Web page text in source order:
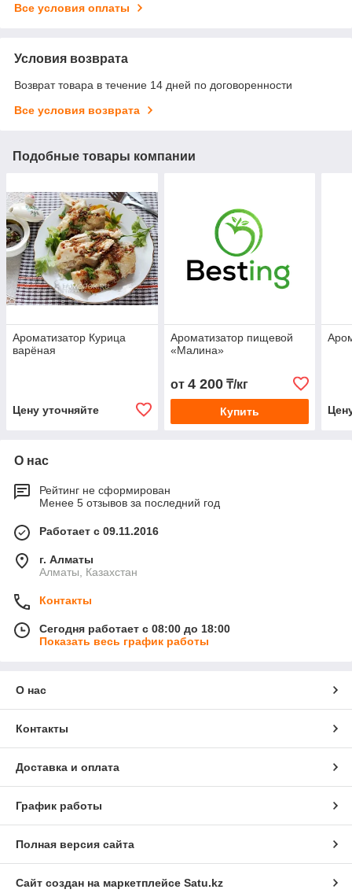
Все условия оплаты
Условия возврата
Возврат товара в течение 14 дней по договоренности
Все условия возврата
Подобные товары компании
Ароматизатор Курица
варёная
Цену уточняйте
Ароматизатор пищевой
«Малина»
от 4 200₸/кг
Купить
О нас
Рейтинг не сформирован
Менее 5 отзывов за последний год
Работает с 09.11.2016
г. Алматы
Алматы, Казахстан
Контакты
Сегодня работает с 08:00 до 18:00
Показать весь график работы
О нас
Контакты
Доставка и оплата
График работы
Полная версия сайта
Сайт создан на маркетплейсе Satu.kz